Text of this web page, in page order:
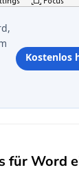
Kostenlos
für Word